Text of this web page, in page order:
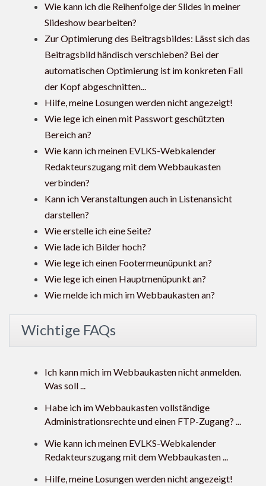
Wie kann ich die Reihenfolge der Slides in meiner
Slideshow bearbeiten?
Zur Optimierung des Beitragsbildes: Lässt sich das
Beitragsbild händisch verschieben? Bei der
automatischen Optimierung ist im konkreten Fall
der Kopf abgeschnitten...
Hilfe, meine Losungen werden nicht angezeigt!
Wie lege ich einen mit Passwort geschützten
Bereich an?
Wie kann ich meinen EVLKS-Webkalender
Redakteurszugang mit dem Webbaukasten
verbinden?
Kann ich Veranstaltungen auch in Listenansicht
darstellen?
Wie erstelle ich eine Seite?
Wie lade ich Bilder hoch?
Wie lege ich einen Footermeunüpunkt an?
Wie lege ich einen Hauptmenüpunkt an?
Wie melde ich mich im Webbaukasten an?
Wichtige FAQs
Ich kann mich im Webbaukasten nicht anmelden.
Was soll ...
Habe ich im Webbaukasten vollständige
Administrationsrechte und einen FTP-Zugang? ...
Wie kann ich meinen EVLKS-Webkalender
Redakteurszugang mit dem Webbaukasten ...
Hilfe, meine Losungen werden nicht angezeigt!